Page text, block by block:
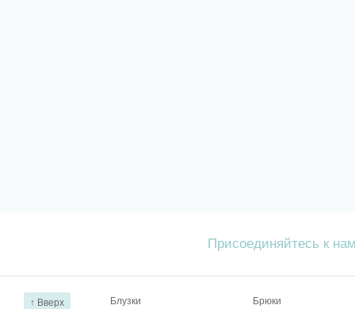
Присоединяйтесь к
↑ Вверх Блузки
Брюки